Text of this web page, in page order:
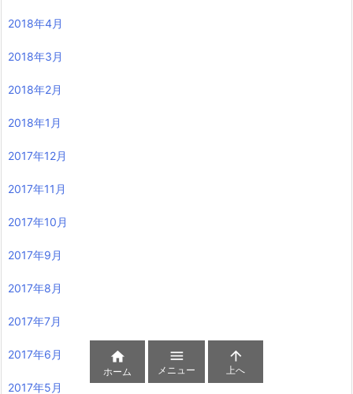
2018年4月
2018年3月
2018年2月
2018年1月
2017年12月
2017年11月
2017年10月
2017年9月
2017年8月
2017年7月
2017年6月
2017年5月

ホーム

メニュー

上へ